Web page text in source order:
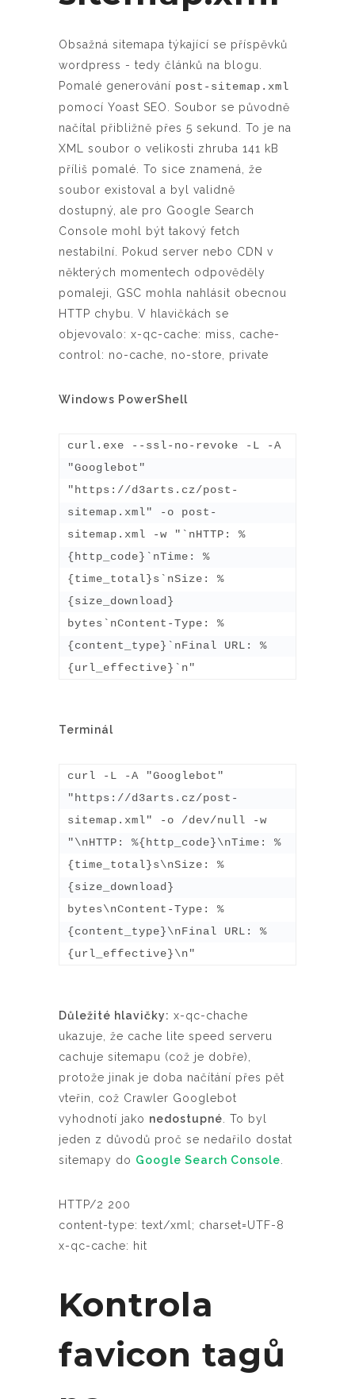
Obsažná sitemapa týkající se příspěvků
wordpress - tedy článků na blogu.
Pomalé generování post-sitemap.xml
pomocí Yoast SEO. Soubor se původně
načítal přibližně přes 5 sekund. To je na
XML soubor o velikosti zhruba 141 kB
příliš pomalé. To sice znamená, že
soubor existoval a byl validně
dostupný, ale pro Google Search
Console mohl být takový fetch
nestabilní. Pokud server nebo CDN v
některých momentech odpověděly
pomaleji, GSC mohla nahlásit obecnou
HTTP chybu. V hlavičkách se
objevovalo: x-qc-cache: miss, cache-
control: no-cache, no-store, private
Windows PowerShell
curl.exe --ssl-no-revoke -L -A
"Googlebot"
"https://d3arts.cz/post-
sitemap.xml" -o post-
sitemap.xml -w "`nHTTP: %
{http_code}`nTime: %
{time_total}s`nSize: %
{size_download}
bytes`nContent-Type: %
{content_type}`nFinal URL: %
{url_effective}`n"
Terminál
curl -L -A "Googlebot"
"https://d3arts.cz/post-
sitemap.xml" -o /dev/null -w
"\nHTTP: %{http_code}\nTime: %
{time_total}s\nSize: %
{size_download}
bytes\nContent-Type: %
{content_type}\nFinal URL: %
{url_effective}\n"
Důležité hlavičky: x-qc-chache
ukazuje, že cache lite speed serveru
cachuje sitemapu (což je dobře),
protože jinak je doba načítání přes pět
vteřin, což Crawler Googlebot
vyhodnotí jako nedostupné . To byl
jeden z důvodů proč se nedařilo dostat
sitemapy do Google Search Console
HTTP/2 200
content-type: text/xml; charset=UTF-8
x-qc-cache: hit
Kontrola
favicon tagů